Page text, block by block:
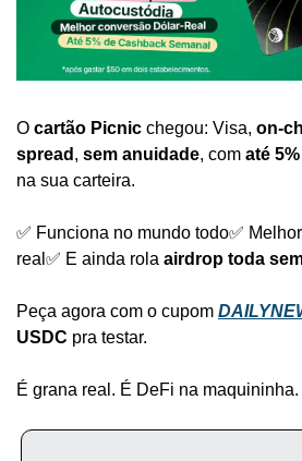
O cartão Picnic chegou: Visa, on-
spread , sem anuidade, com até
na sua carteira.
✅ Funciona no mundo todo✅
real ✅ E ainda rola airdrop toda
Peça agora com o cupom
USDC pra testar.
É grana real. É DeFi na maquininha.